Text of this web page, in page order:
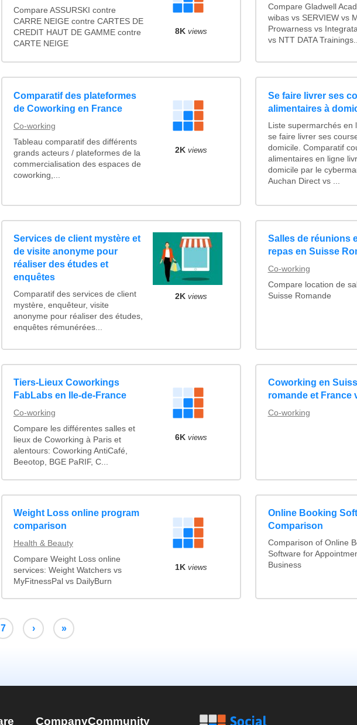
Compare ASSURSKI contre
CARRE NEIGE contre CARTES DE
CREDIT HAUT DE GAMME contre
CARTE NEIGE
8K views
Compare Gladwell
wibas vs SERVIEW vs
Prowarness vs
vs NTT DATA
Comparatif des plateformes
de Coworking en France
Co-working
Tableau comparatif des différents
grands acteurs / plateformes de la
commercialisation des espaces de
coworking,...
2K views
Se faire livrer ses
alimentaires à
Liste supermarchés en
se faire livrer ses
domicile. Comparatif
alimentaires en ligne
domicile par le
Auchan Direct vs ...
Services de client mystère et
de visite anonyme pour
réaliser des études et
enquêtes
Comparatif des services de client
mystère, enquêteur, visite
anonyme pour réaliser des études,
enquêtes rémunérées...
2K views
Salles de réunions
repas en Suisse
Co-working
Compare location de
Suisse Romande
Tiers-Lieux Coworkings
FabLabs en Ile-de-France
Co-working
Compare les différentes salles et
lieux de Coworking à Paris et
alentours: Coworking AntiCafé,
Beeotop, BGE PaRIF, C...
6K views
Coworking en
romande et France
Co-working
Weight Loss online program
comparison
Health & Beauty
Compare Weight Loss online
services: Weight Watchers vs
MyFitnessPal vs DailyBurn
1K views
Online Booking
Comparison
Comparison of Online
Software for
Business
7 › »
CompanyCommunity